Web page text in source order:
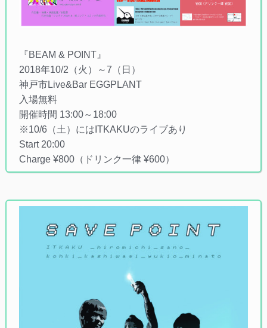
『BEAM & POINT』
2018年10/2（火）～7（日）
神戸市Live&Bar EGGPLANT
入場無料
開催時間 13:00～18:00
※10/6（土）にはITKAKUのライブあり
Start 20:00
Charge ¥800（ドリンク一律 ¥600）